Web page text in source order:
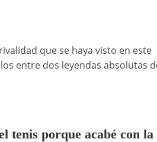
que se haya visto en este
entre dos leyendas absolutas
tenis porque acabé con la